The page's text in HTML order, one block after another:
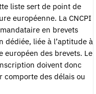
liste sert de point de
européenne. La CNCPI
en brevets
dédiée, liée à l’aptitude à
européen des brevets. Le
doivent donc
comporte des délais ou